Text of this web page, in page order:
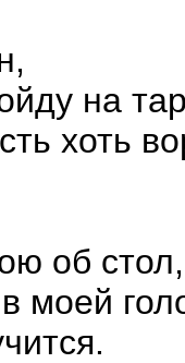
на
хоть
об стол,
моей